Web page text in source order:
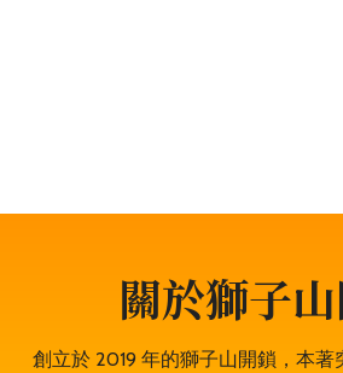
關於獅子
創立於 2019 年的獅子山開鎖，本著